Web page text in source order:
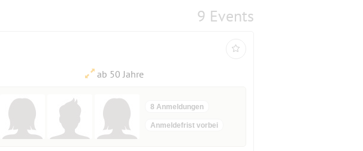
9 Events
ab 50 Jahre
8 Anmeldungen
Anmeldefrist vorbei